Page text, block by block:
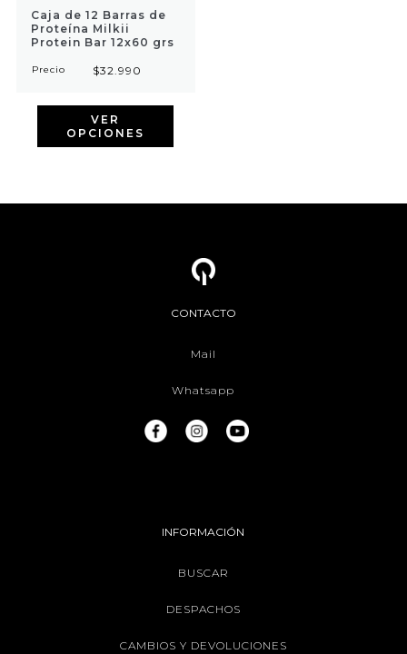
Caja de 12 Barras de
Proteína Milkii
Protein Bar 12x60 grs
Precio $32.990
VER
OPCIONES
CONTACTO
Mail
Whatsapp
INFORMACIÓN
BUSCAR
DESPACHOS
CAMBIOS Y DEVOLUCIONES